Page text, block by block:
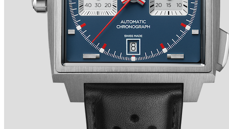
TRADITION SECONDE RÉTROGRADE 7037 de